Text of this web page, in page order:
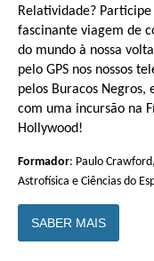
Relatividade? Participe
fascinante viagem de
do mundo à nossa
pelo GPS nos nossos
pelos Buracos Negros,
com uma incursão na
Hollywood!
Formador: Paulo
Astrofísica e Ciências do
SABER MAIS